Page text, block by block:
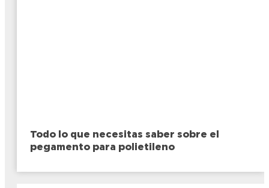
Todo lo que necesitas saber sobre el
pegamento para polietileno